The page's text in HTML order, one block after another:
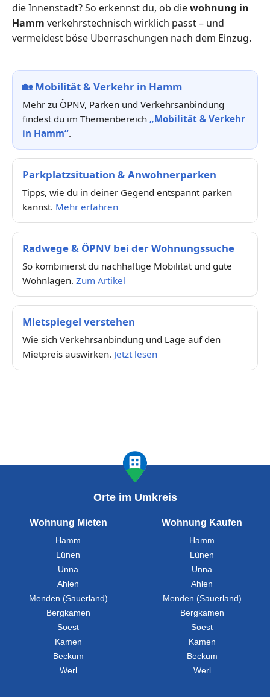
die Innenstadt? So erkennst du, ob diewohnung in
Hamm verkehrstechnisch wirklich passt – und
vermeidest böse Überraschungen nach dem Einzug.
🏡Mobilität & Verkehr in Hamm
Mehr zu ÖPNV, Parken und Verkehrsanbindung
findest du im Themenbereich „Mobilität & Verkehr
in Hamm“.
Parkplatzsituation & Anwohnerparken
Tipps, wie du in deiner Gegend entspannt parken
kannst. Mehr erfahren
Radwege & ÖPNV bei der Wohnungssuche
So kombinierst du nachhaltige Mobilität und gute
Wohnlagen. Zum Artikel
Mietspiegel verstehen
Wie sich Verkehrsanbindung und Lage auf den
Mietpreis auswirken. Jetzt lesen
Orte im Umkreis
Wohnung Mieten
Hamm
Lünen
Unna
Ahlen
Menden (Sauerland)
Bergkamen
Soest
Kamen
Beckum
Werl
Wohnung Kaufen
Hamm
Lünen
Unna
Ahlen
Menden (Sauerland)
Bergkamen
Soest
Kamen
Beckum
Werl